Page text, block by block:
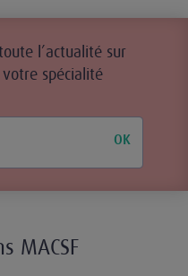
l’actualité sur
spécialité
OK
MACSF